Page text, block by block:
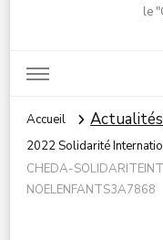
le
Accueil Actualités
2022 Solidarité
CHEDA-
NOELENFANTS3A7868